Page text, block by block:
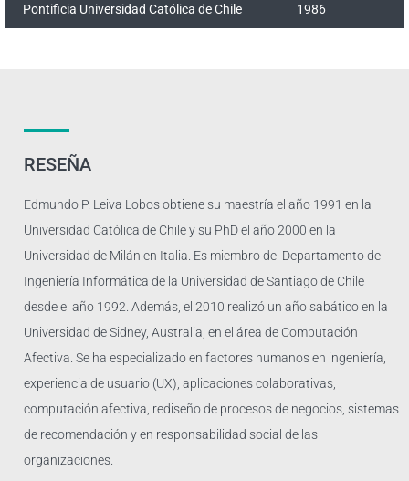
Pontificia Universidad Católica de Chile
1986
RESEÑA
Edmundo P. Leiva Lobos obtiene su maestría el año 1991 en la
Universidad Católica de Chile y su PhD el año 2000 en la
Universidad de Milán en Italia. Es miembro del Departamento de
Ingeniería Informática de la Universidad de Santiago de Chile
desde el año 1992. Además, el 2010 realizó un año sabático en la
Universidad de Sidney, Australia, en el área de Computación
Afectiva. Se ha especializado en factores humanos en ingeniería,
experiencia de usuario (UX), aplicaciones colaborativas,
computación afectiva, rediseño de procesos de negocios, sistemas
de recomendación y en responsabilidad social de las
organizaciones.